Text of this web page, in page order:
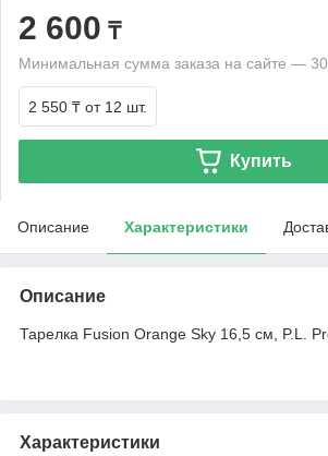
2 600 ₸
Минимальная сумма заказа на сайте —
2 550 ₸ от 12 шт.
Купить
Описание Характеристики
Описание
Тарелка Fusion Orange Sky 16,5 см, P.L.
Характеристики